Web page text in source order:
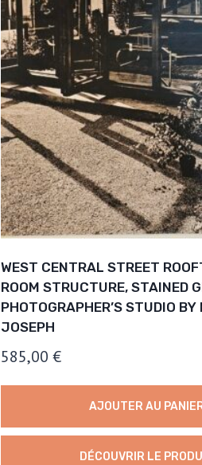
WEST CENTRAL STREET
ROOM STRUCTURE, STAINED
PHOTOGRAPHER’S STUDIO
JOSEPH
585,00 €
AJOUTER AU
DÉCOUVRIR LE